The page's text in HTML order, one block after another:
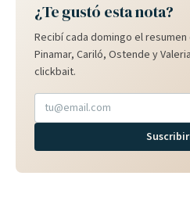
¿Te gustó esta nota?
Recibí cada domingo el
Pinamar, Cariló, Ostende y
clickbait.